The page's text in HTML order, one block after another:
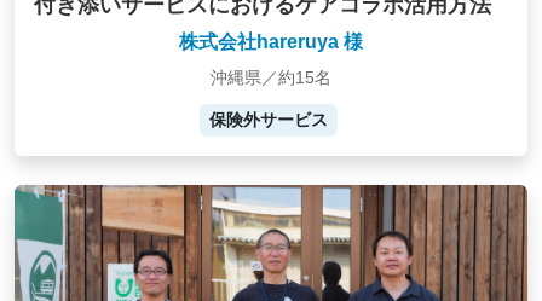
付き添いサービスにおけるケアコラボ活用方法
株式会社hareruya 様
沖縄県／約15名
保険外サービス